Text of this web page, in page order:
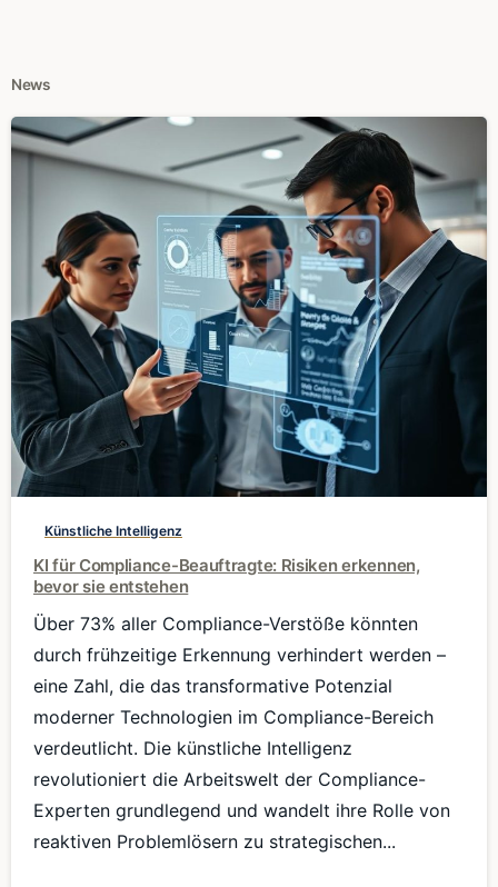
News
Künstliche Intelligenz
KI für Compliance-Beauftragte: Risiken erkennen,
bevor sie entstehen
Über 73% aller Compliance-Verstöße könnten
durch frühzeitige Erkennung verhindert werden –
eine Zahl, die das transformative Potenzial
moderner Technologien im Compliance-Bereich
verdeutlicht. Die künstliche Intelligenz
revolutioniert die Arbeitswelt der Compliance-
Experten grundlegend und wandelt ihre Rolle von
reaktiven Problemlösern zu strategischen...